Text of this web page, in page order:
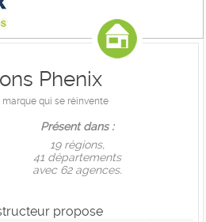
Phenix
marque qui se réinvente
Présent dans :
19 règions,
41 départements
avec 62 agences.
propose